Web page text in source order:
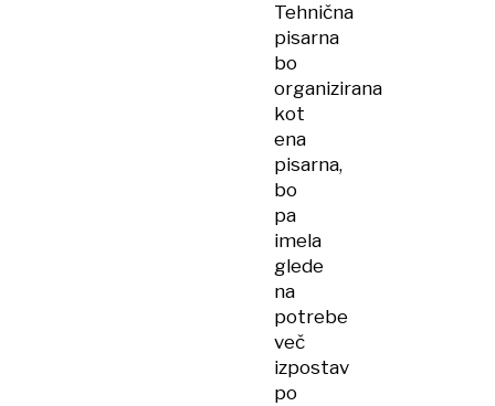
Tehnična
pisarna
bo
organizirana
kot
ena
pisarna,
bo
pa
imela
glede
na
potrebe
več
izpostav
po